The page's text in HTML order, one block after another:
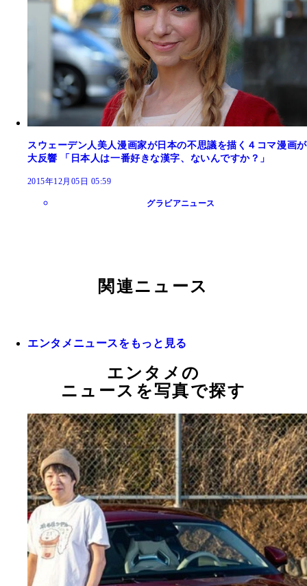
スウェーデン人美人漫画家が日本の不思議を描く４コマ漫画が
大反響 「日本人は一番好きな漢字、ないんですか？」
2015年12月05日 05:59
グラビアニュース
関連ニュース
エンタメニュースをもっと見る
エンタメの
ニュースを写真で探す